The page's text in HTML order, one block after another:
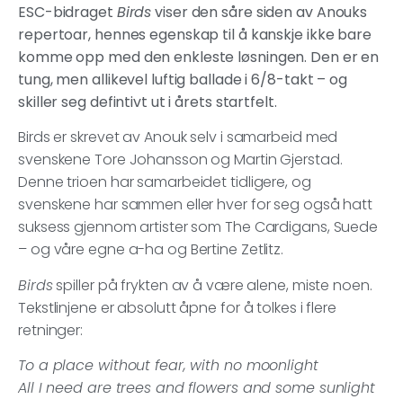
ESC-bidraget Birdsviser den såre siden av Anouks
repertoar, hennes egenskap til å kanskje ikke bare
komme opp med den enkleste løsningen. Den er en
tung, men allikevel luftig ballade i 6/8-takt – og
skiller seg defintivt ut i årets startfelt.
Birds er skrevet av Anouk selv i samarbeid med
svenskene Tore Johansson og Martin Gjerstad.
Denne trioen har samarbeidet tidligere, og
svenskene har sammen eller hver for seg også hatt
suksess gjennom artister som The Cardigans, Suede
– og våre egne a-ha og Bertine Zetlitz.
Birdsspiller på frykten av å være alene, miste noen.
Tekstlinjene er absolutt åpne for å tolkes i flere
retninger:
To a place without fear, with no moonlight
All I need are trees and flowers and some sunlight